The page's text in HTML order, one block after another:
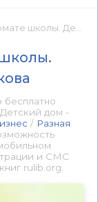
Куликова 📕 - Книга онлайн бесплатно
дом -
/ Разная
и СМС
rulib.org.